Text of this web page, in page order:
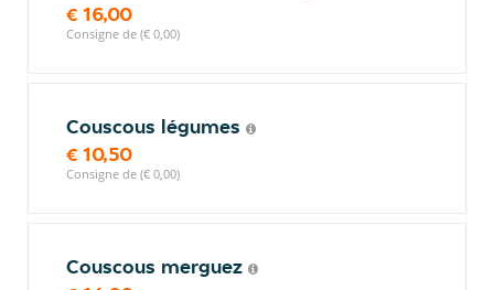
€ 16,00
Consigne de (€ 0,00)
Couscous légumes
€ 10,50
Consigne de (€ 0,00)
Couscous merguez